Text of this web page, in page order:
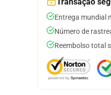
Entrega mundial
Número de
Reembolso total